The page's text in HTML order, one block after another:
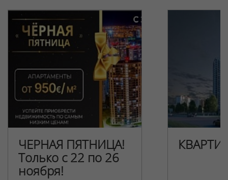
ЧЕРНАЯ ПЯТНИЦА!
Только с 22 по 26
ноября!